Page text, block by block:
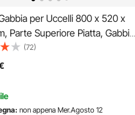
per Uccelli 800 x 520 x
Parte Superiore Piatta, Gabbia
in Ferro Battuto con Trespoli,
e Mangiatoie in
Pappagallo, Cinciarella
(72)
non appena Mer.Agosto 12